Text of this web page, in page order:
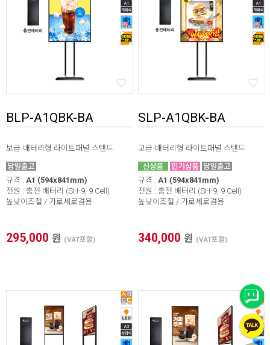
BLP-A1QBK-BA
보급-배터리형 라이트패널 스탠드
규격 : A1 (594x841mm)
전원 : 충전 배터리 (SH-9, 9 Cell)
높낮이조절 / 가로세로겸용
295,000 원 (VAT포함)
SLP-A1QBK-BA
고급-배터리형 라이트패널 스탠드
규격 : A1 (594x841mm)
전원 : 충전 배터리 (SH-9, 9 Cell)
높낮이조절 / 가로세로겸용
340,000 원 (VAT포함)